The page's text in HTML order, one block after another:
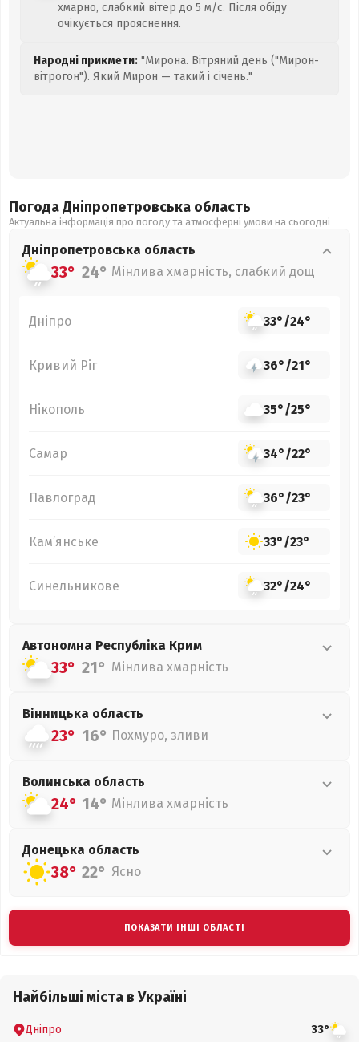
хмарно, слабкий вітер до 5 м/с. Після обіду
очікується прояснення.
Народні прикмети: "Мирона. Вітряний день ("Мирон-
вітрогон"). Який Мирон — такий і січень."
Погода Дніпропетровська область
Актуальна інформація про погоду та атмосферні умови на сьогодні
Дніпропетровська область
33° 24° Мінлива хмарність, слабкий дощ
Дніпро 33°/24°
Кривий Ріг 36°/21°
Нікополь 35°/25°
Самар 34°/22°
Павлоград 36°/23°
Кам’янське 33°/23°
Синельникове 32°/24°
Автономна Республіка Крим
33° 21° Мінлива хмарність
Вінницька область
23° 16° Похмуро, зливи
Волинська область
24° 14° Мінлива хмарність
Донецька область
38° 22° Ясно
ПОКАЗАТИ ІНШІ ОБЛАСТІ
Найбільші міста в Україні
Дніпро 33°